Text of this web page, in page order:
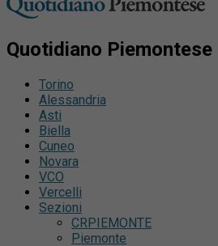
Quotidiano Piemontese
Torino
Alessandria
Asti
Biella
Cuneo
Novara
VCO
Vercelli
Sezioni
CRPIEMONTE
Piemonte